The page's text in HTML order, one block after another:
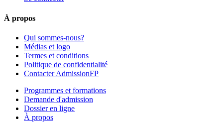
À propos
Qui sommes-nous?
Médias et logo
Termes et conditions
Politique de confidentialité
Contacter AdmissionFP
Programmes et formations
Demande d'admission
Dossier en ligne
À propos